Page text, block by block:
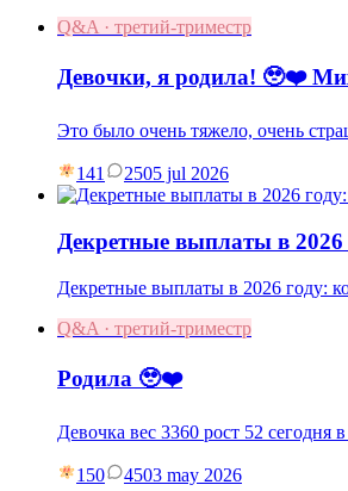
Q&A · третий-триместр
Девочки, я родила! 🥹❤️
Это было очень тяжело, очень
141 2505 jul 2026
Декретные выплаты в
Декретные выплаты в 2026 году:
Q&A · третий-триместр
Родила 🥹❤️
Девочка вес 3360 рост 52 сегодня
150 4503 may 2026